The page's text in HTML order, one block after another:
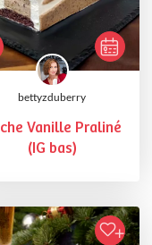
bettyzduberry
Vanille Praliné
(IG bas)